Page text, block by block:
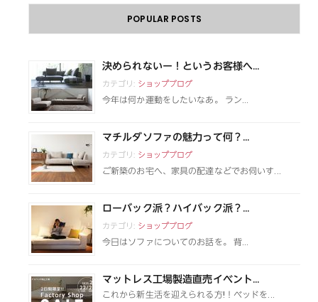
POPULAR POSTS
決められないー！というお客様へ...
カテゴリ: ショップブログ
今年は何か運動をしたいなあ。 ラン...
マチルダソファの魅力って何？...
カテゴリ: ショップブログ
ご新築のお宅へ、家具の配達などでお伺いす...
ローバック派？ハイバック派？...
カテゴリ: ショップブログ
今日はソファについてのお話を。 背...
マットレス工場製造直売イベント...
これから新生活を迎えられる方!！ベッドを...